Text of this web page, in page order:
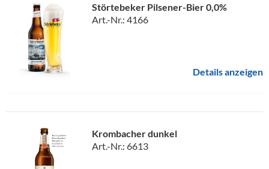
Störtebeker Pilsener-Bier 0,0%
Art.-Nr.: 4166
Details anzeigen
Krombacher dunkel
Art.-Nr.: 6613